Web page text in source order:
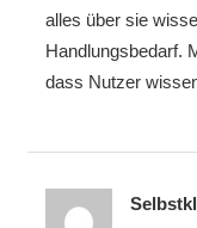
alles über sie
Handlungsbedarf.
dass Nutzer